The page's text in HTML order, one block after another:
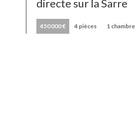
directe sur la Sarre
450 000 € 4 pièces 1 chambre